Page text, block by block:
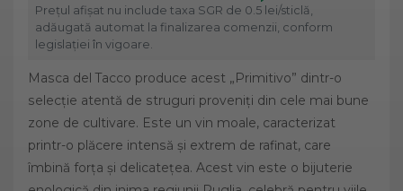
Prețul afișat nu include taxa SGR de 0.5 lei/sticlă,
adăugată automat la finalizarea comenzii, conform
legislației în vigoare.
Masca del Tacco produce acest „Primitivo” dintr-o
selecție atentă de struguri proveniți din cele mai bune
zone de cultivare. Este un vin moale, caracterizat
printr-o plăcere intensă și extrem de rafinat, care
îmbină forța și delicatețea. Acest vin este o bijuterie